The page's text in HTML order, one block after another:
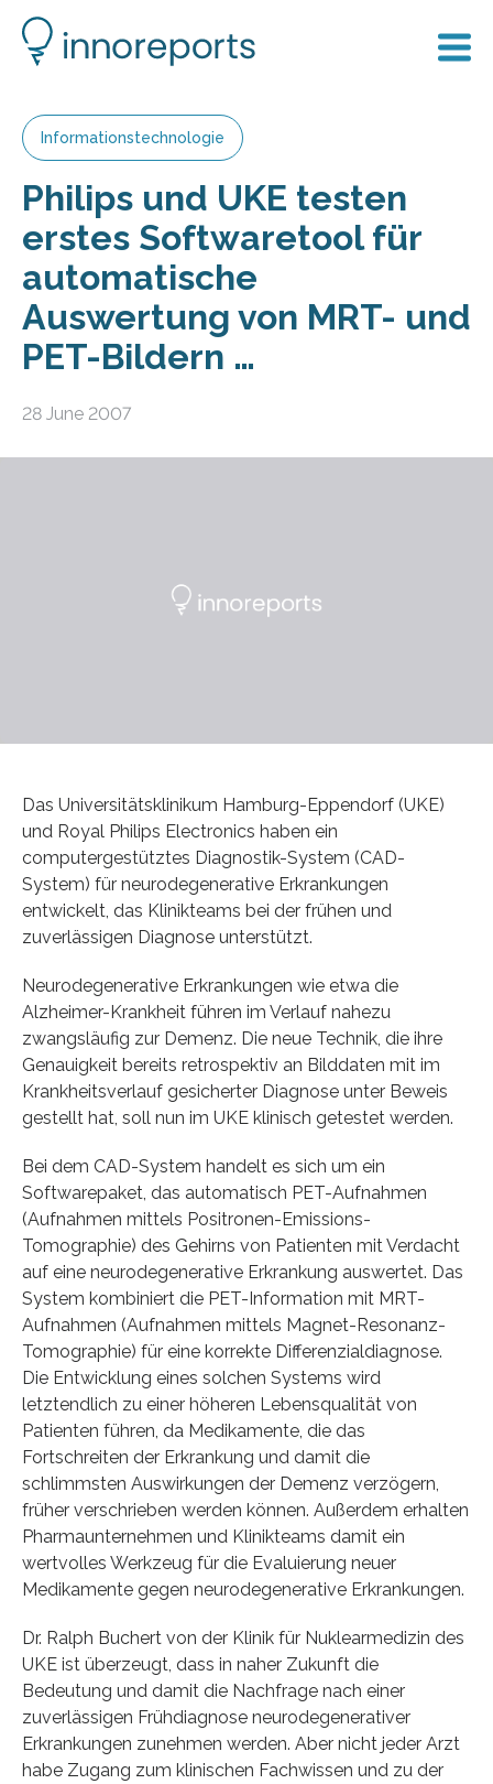
Informationstechnologie
Philips und UKE testen
erstes Softwaretool für
automatische
Auswertung von MRT- und
PET-Bildern …
28 June 2007
Das Universitätsklinikum Hamburg-Eppendorf (UKE)
und Royal Philips Electronics haben ein
computergestütztes Diagnostik-System (CAD-
System) für neurodegenerative Erkrankungen
entwickelt, das Klinikteams bei der frühen und
zuverlässigen Diagnose unterstützt.
Neurodegenerative Erkrankungen wie etwa die
Alzheimer-Krankheit führen im Verlauf nahezu
zwangsläufig zur Demenz. Die neue Technik, die ihre
Genauigkeit bereits retrospektiv an Bilddaten mit im
Krankheitsverlauf gesicherter Diagnose unter Beweis
gestellt hat, soll nun im UKE klinisch getestet werden.
Bei dem CAD-System handelt es sich um ein
Softwarepaket, das automatisch PET-Aufnahmen
(Aufnahmen mittels Positronen-Emissions-
Tomographie) des Gehirns von Patienten mit Verdacht
auf eine neurodegenerative Erkrankung auswertet. Das
System kombiniert die PET-Information mit MRT-
Aufnahmen (Aufnahmen mittels Magnet-Resonanz-
Tomographie) für eine korrekte Differenzialdiagnose.
Die Entwicklung eines solchen Systems wird
letztendlich zu einer höheren Lebensqualität von
Patienten führen, da Medikamente, die das
Fortschreiten der Erkrankung und damit die
schlimmsten Auswirkungen der Demenz verzögern,
früher verschrieben werden können. Außerdem erhalten
Pharmaunternehmen und Klinikteams damit ein
wertvolles Werkzeug für die Evaluierung neuer
Medikamente gegen neurodegenerative Erkrankungen.
Dr. Ralph Buchert von der Klinik für Nuklearmedizin des
UKE ist überzeugt, dass in naher Zukunft die
Bedeutung und damit die Nachfrage nach einer
zuverlässigen Frühdiagnose neurodegenerativer
Erkrankungen zunehmen werden. Aber nicht jeder Arzt
habe Zugang zum klinischen Fachwissen und zu der